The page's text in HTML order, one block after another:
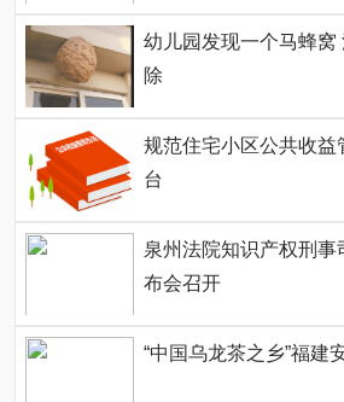
幼儿园发现一个马蜂窝
除
规范住宅小区公共收益
台
泉州法院知识产权刑
布会召开
“中国乌龙茶之乡”福建